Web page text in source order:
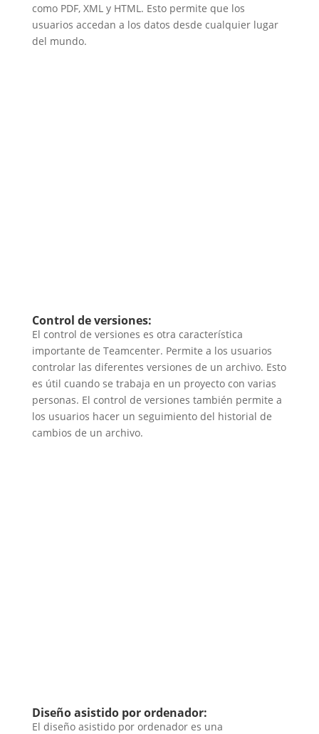
como PDF, XML y HTML. Esto permite que los
usuarios accedan a los datos desde cualquier lugar
del mundo.
Control de versiones:
El control de versiones es otra característica
importante de Teamcenter. Permite a los usuarios
controlar las diferentes versiones de un archivo. Esto
es útil cuando se trabaja en un proyecto con varias
personas. El control de versiones también permite a
los usuarios hacer un seguimiento del historial de
cambios de un archivo.
Diseño asistido por ordenador:
El diseño asistido por ordenador es una